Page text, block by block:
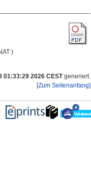
)
01:33:29 2026 CESTgeneriert.
[Zum Seitenanfang]